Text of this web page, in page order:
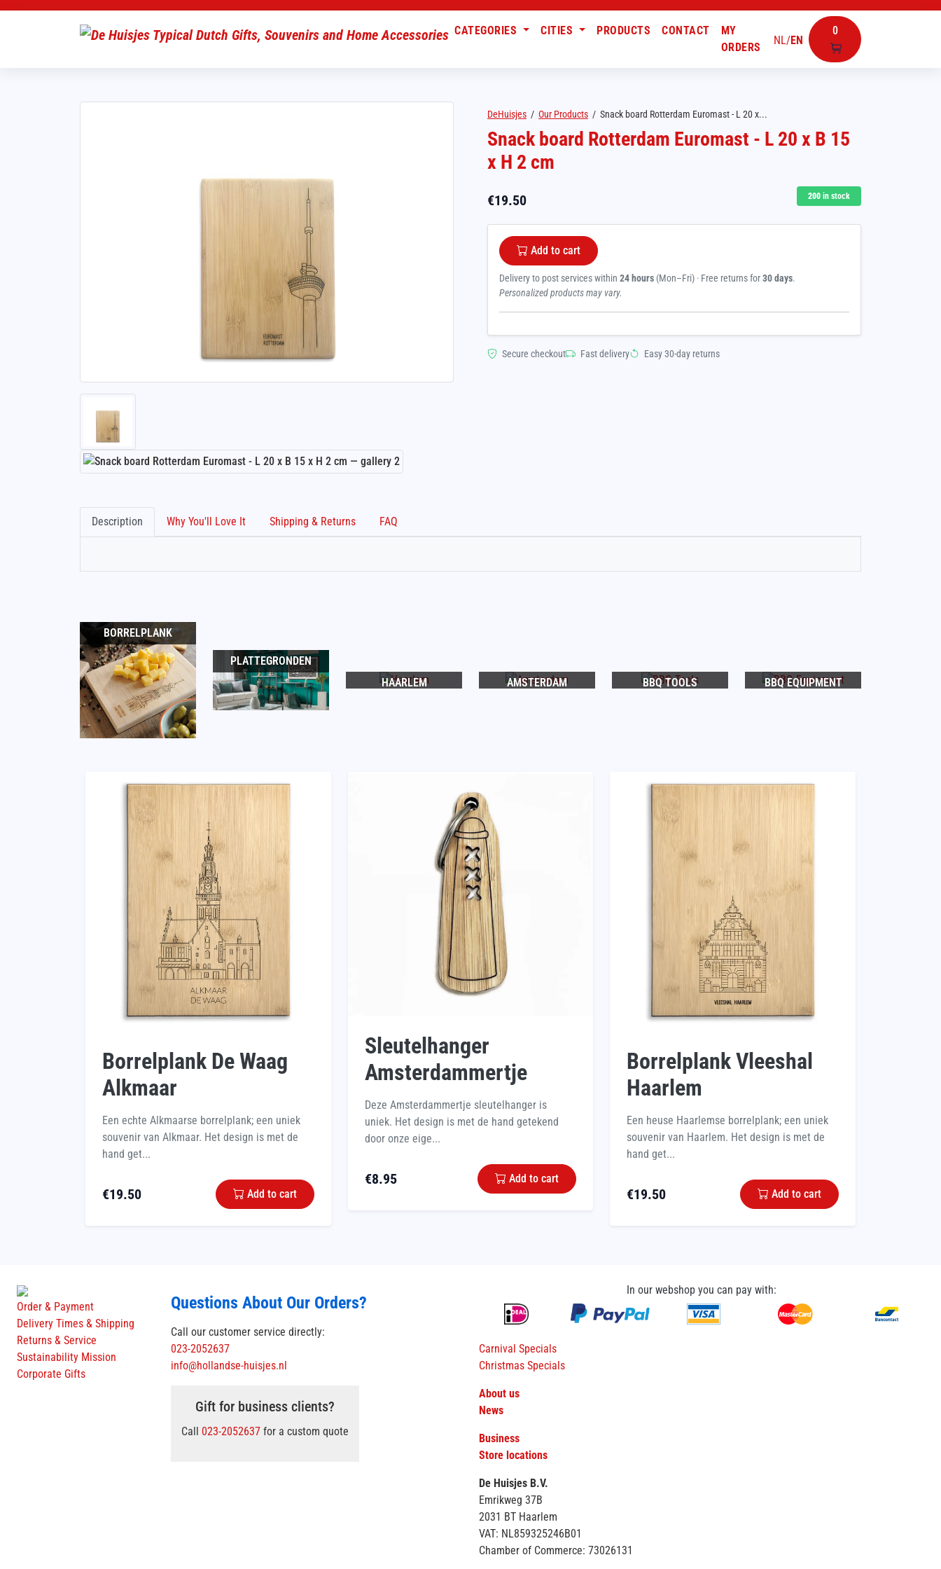
NL/EN
0
CATEGORIES CITIES PRODUCTS CONTACT
MY
ORDERS
DeHuisjes / Our Products / Snack board Rotterdam Euromast - L 20 x...
Snack board Rotterdam Euromast - L 20 x B 15
x H 2 cm
€19.50 200 in stock
Add to cart
Delivery to post services within 24 hours (Mon–Fri) · Free returns for30 days.
Personalized products may vary.
Secure checkout Fast delivery Easy 30-day returns
Description Why You'll Love It Shipping & Returns FAQ
BORRELPLANK
PLATTEGRONDEN
HAARLEM
AMSTERDAM BBQ TOOLS BBQ EQUIPMENT
Borrelplank De Waag
Alkmaar
Een echte Alkmaarse borrelplank; een uniek
souvenir van Alkmaar. Het design is met de
hand get...
€19.50 Add to cart
Sleutelhanger
Amsterdammertje
Deze Amsterdammertje sleutelhanger is
uniek. Het design is met de hand getekend
door onze eige...
€8.95 Add to cart
Borrelplank Vleeshal
Haarlem
Een heuse Haarlemse borrelplank; een uniek
souvenir van Haarlem. Het design is met de
hand get...
€19.50 Add to cart
Order & Payment
Delivery Times & Shipping
Returns & Service
Sustainability Mission
Corporate Gifts
Questions About Our Orders?
Call our customer service directly:
023-2052637
info@hollandse-huisjes.nl
Gift for business clients?
Call 023-2052637 for a custom quote
In our webshop you can pay with:
Carnival Specials
Christmas Specials
About us
News
Business
Store locations
De Huisjes B.V.
Emrikweg 37B
2031 BT Haarlem
VAT: NL859325246B01
Chamber of Commerce: 73026131